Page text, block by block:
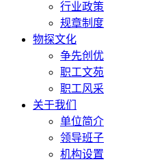
行业政策
规章制度
物探文化
争先创优
职工文苑
职工风采
关于我们
单位简介
领导班子
机构设置